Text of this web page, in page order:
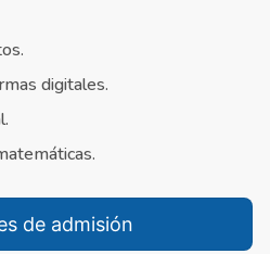
digitales.
de admisión